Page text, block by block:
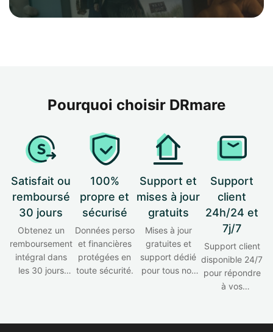
Pourquoi choisir DRmare
Satisfait ou
remboursé
30 jours
Obtenez un
remboursement
intégral dans
les 30 jours
100%
propre et
sécurisé
Données perso
et financières
protégées en
toute sécurité.
Support et
mises à jour
gratuits
Mises à jour
gratuites et
support dédié
pour tous nos
Support
client
24h/24 et
7j/7
Support client
disponible 24/7
pour répondre
à vos